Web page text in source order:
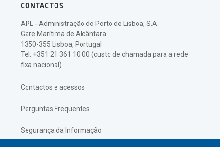
CONTACTOS
APL - Administração do Porto de Lisboa, S.A.
Gare Marítima de Alcântara
1350-355 Lisboa, Portugal
Tel: +351 21 361 10 00 (custo de chamada para a rede
fixa nacional)
Contactos e acessos
Perguntas Frequentes
Segurança da Informação